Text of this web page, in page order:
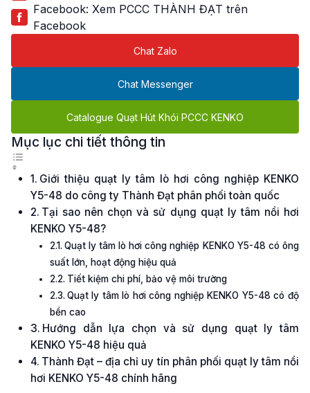
Facebook: Xem PCCC THÀNH ĐẠT trên
Facebook
Chat Zalo
Chat Messenger
Catalogue Quạt Hút Khói PCCC KENKO
Mục lục chi tiết thông tin
Giới thiệu quạt ly tâm lò hơi công nghiệp KENKO
Y5-48 do công ty Thành Đạt phân phối toàn quốc
Tại sao nên chọn và sử dụng quạt ly tâm nồi hơi
KENKO Y5-48?
Quạt ly tâm lò hơi công nghiệp KENKO Y5-48 có ông
suất lớn, hoạt động hiệu quả
Tiết kiệm chi phí, bảo vệ môi trường
Quạt ly tâm lò hơi công nghiệp KENKO Y5-48 có độ
bền cao
Hướng dẫn lựa chọn và sử dụng quạt ly tâm
KENKO Y5-48 hiệu quả
Thành Đạt – địa chỉ uy tín phân phối quạt ly tâm nồi
hơi KENKO Y5-48 chính hãng